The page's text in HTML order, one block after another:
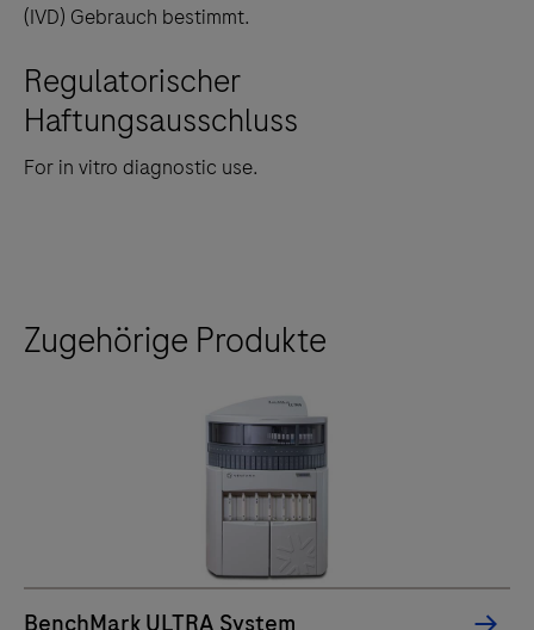
(IVD) Gebrauch bestimmt.
Regulatorischer
Haftungsausschluss
For in vitro diagnostic use.
Zugehörige Produkte
BenchMark ULTRA System